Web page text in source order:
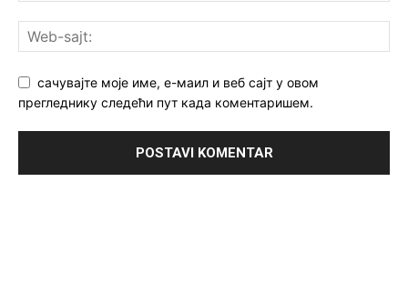
сачувајте моје име, е-маил и веб сајт у овом
прегледнику следећи пут када коментаришем.